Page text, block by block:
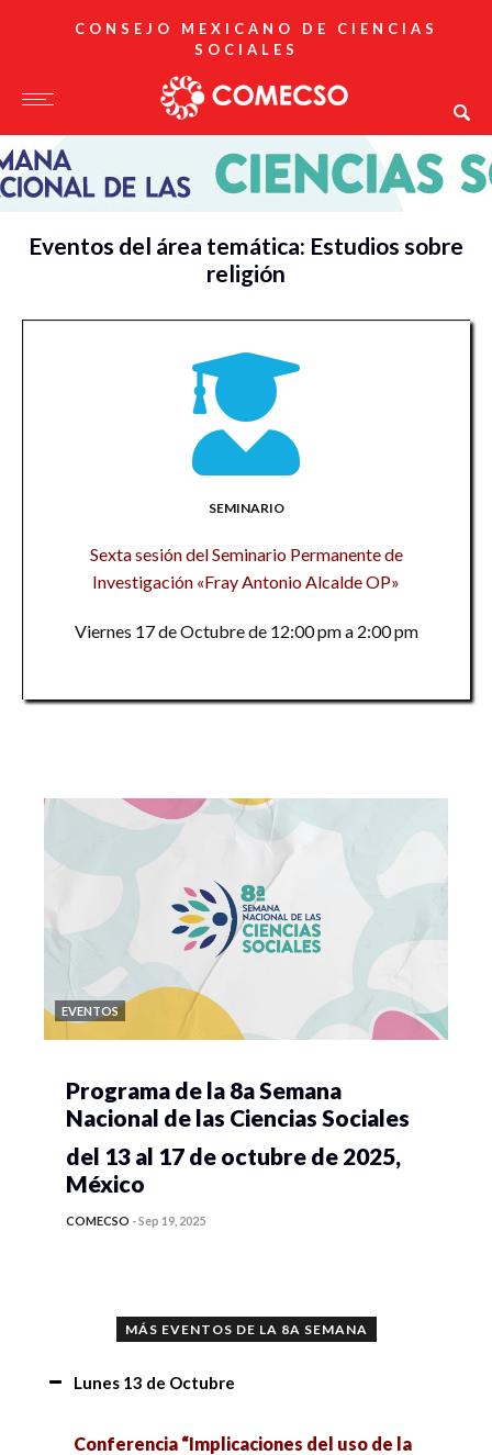
CONSEJO MEXICANO DE CIENCIAS
SOCIALES
Eventos del área temática: Estudios sobre
religión
SEMINARIO
Sexta sesión del Seminario Permanente de
Investigación «Fray Antonio Alcalde OP»
Viernes 17 de Octubre de 12:00 pm a 2:00 pm
EVENTOS
Programa de la 8a Semana
Nacional de las Ciencias Sociales
del 13 al 17 de octubre de 2025,
México
COMECSO -Sep 19, 2025
MÁS EVENTOS DE LA 8A SEMANA
Lunes 13 de Octubre
Conferencia “Implicaciones del uso de la